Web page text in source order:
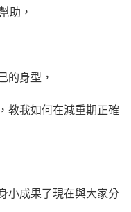
助，
的身型，
教我如何在減重期正確
小成果了現在與大家分